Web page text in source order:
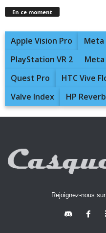
En ce moment
Apple Vision Pro
Meta
PlayStation VR 2
Quest Pro
HTC Vive
Valve Index
HP
Rejoignez-nous